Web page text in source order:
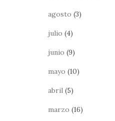
agosto (3)
julio (4)
junio (9)
mayo (10)
abril (5)
marzo (16)